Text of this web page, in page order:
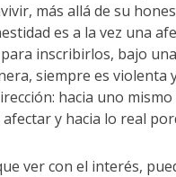
más allá de su
es a la vez una
inscribirlos, bajo
siempre es violenta
hacia uno
y hacia lo real
ver con el interés,